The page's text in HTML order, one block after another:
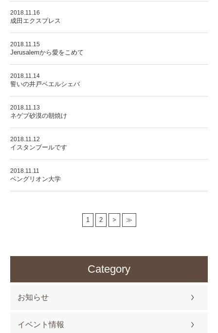
2018.11.16
成田エクスプレス
2018.11.15
Jerusalemから愛をこめて
2018.11.14
誓いの井戸ベエルシェバ
2018.11.13
ネゲブ砂漠の朝焼け
2018.11.12
イスタンブールです
2018.11.11
ベングリオン大学
1 2 > ≫
Category
お知らせ
イベント情報